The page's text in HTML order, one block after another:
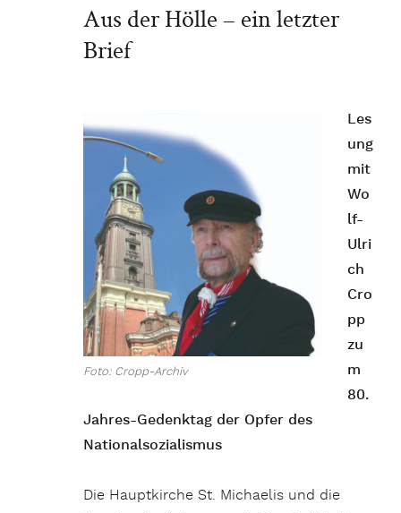
Aus der Hölle – ein letzter
Brief
Foto: Cropp-Archiv
Les
ung
mit
Wo
lf-
Ulri
ch
Cro
pp
zu
m
80.
Jahres-Gedenktag der Opfer des
Nationalsozialismus
Die Hauptkirche St. Michaelis und die